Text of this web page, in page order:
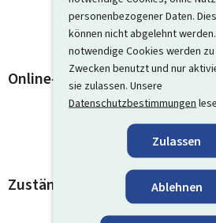
personenbezogener Daten.
können nicht abgelehnt
notwendige Cookies werden
Zwecken benutzt und nur
sie zulassen. Unsere
Datenschutzbestimmungen
Zulassen
Ablehnen
Online-Dienste und Formulare
Zuständige Kontaktstellen